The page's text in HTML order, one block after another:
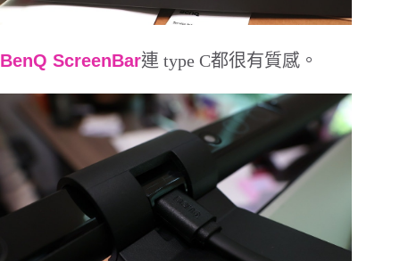
BenQ ScreenBar連 type C都很有質感。